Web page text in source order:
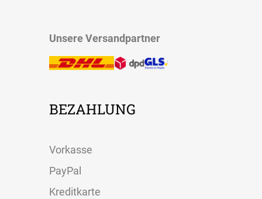
Unsere Versandpartner
BEZAHLUNG
Vorkasse
PayPal
Kreditkarte